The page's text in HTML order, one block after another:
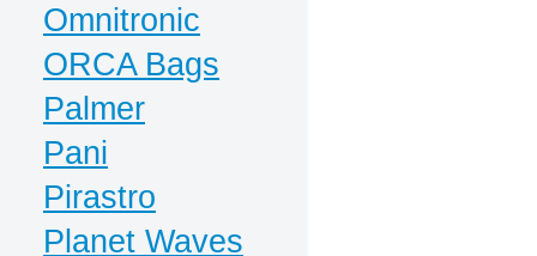
Omnitronic
ORCA Bags
Palmer
Pani
Pirastro
Planet Waves